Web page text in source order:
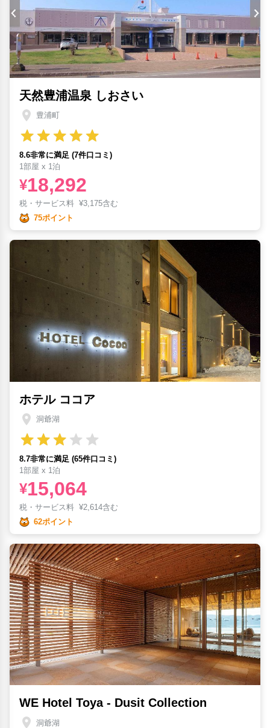
天然豊浦温泉 しおさい
豊浦町
8.6非常に満足 (7件口コミ)
1部屋 x 1泊
¥18,292
税・サービス料 ¥3,175含む
75ポイント
ホテル ココア
洞爺湖
8.7非常に満足 (65件口コミ)
1部屋 x 1泊
¥15,064
税・サービス料 ¥2,614含む
62ポイント
WE Hotel Toya - Dusit Collection
洞爺湖